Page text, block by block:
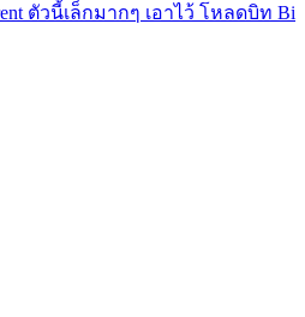
ตัวนี้เล็กมากๆ เอาไว้ โหลดบิท Bi